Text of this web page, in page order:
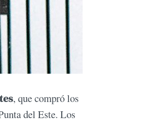
, que compró los
del Este. Los